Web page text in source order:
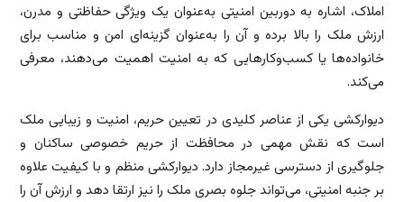
املاک، اشاره به دوربین امنیتی به‌عنوان یک ویژگی حفاظتی و مدرن،
ارزش ملک را بالا برده و آن را به‌عنوان گزینه‌ای امن و مناسب برای
خانواده‌ها یا کسب‌وکارهایی که به امنیت اهمیت می‌دهند، معرفی
می‌کند.
دیوارکشی یکی از عناصر کلیدی در تعیین حریم، امنیت و زیبایی ملک
است که نقش مهمی در محافظت از حریم خصوصی ساکنان و
جلوگیری از دسترسی غیرمجاز دارد. دیوارکشی منظم و با کیفیت علاوه
بر جنبه امنیتی، می‌تواند جلوه بصری ملک را نیز ارتقا دهد و ارزش آن را